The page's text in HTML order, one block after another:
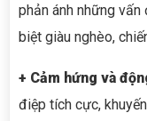
phản ánh những
biệt giàu nghèo,
+ Cảm hứng và
điệp tích cực,